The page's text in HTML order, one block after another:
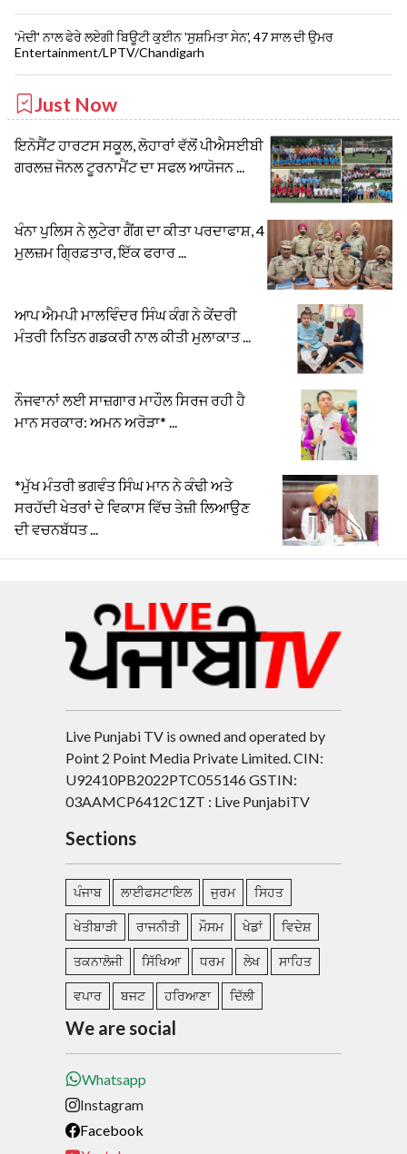
'ਮੋਦੀ' ਨਾਲ ਫੇਰੇ ਲਏਗੀ ਬਿਊਟੀ ਕੁਈਨ 'ਸੁਸ਼ਮਿਤਾ ਸੇਨ', 47 ਸਾਲ ਦੀ ਉਮਰ
Entertainment/LPTV/Chandigarh
Just Now
ਇਨੋਸੈਂਟ ਹਾਰਟਸ ਸਕੂਲ, ਲੋਹਾਰਾਂ ਵੱਲੋਂ ਪੀਐਸਈਬੀ
ਗਰਲਜ਼ ਜੋਨਲ ਟੂਰਨਾਮੈਂਟ ਦਾ ਸਫਲ ਆਯੋਜਨ ...
ਖੰਨਾ ਪੁਲਿਸ ਨੇ ਲੁਟੇਰਾ ਗੈਂਗ ਦਾ ਕੀਤਾ ਪਰਦਾਫਾਸ਼, 4
ਮੁਲਜ਼ਮ ਗ੍ਰਿਫ਼ਤਾਰ, ਇੱਕ ਫਰਾਰ ...
ਆਪ ਐਮਪੀ ਮਾਲਵਿੰਦਰ ਸਿੰਘ ਕੰਗ ਨੇ ਕੇਂਦਰੀ
ਮੰਤਰੀ ਨਿਤਿਨ ਗਡਕਰੀ ਨਾਲ ਕੀਤੀ ਮੁਲਾਕਾਤ ...
ਨੌਜਵਾਨਾਂ ਲਈ ਸਾਜ਼ਗਾਰ ਮਾਹੌਲ ਸਿਰਜ ਰਹੀ ਹੈ
ਮਾਨ ਸਰਕਾਰ: ਅਮਨ ਅਰੋੜਾ* ...
*ਮੁੱਖ ਮੰਤਰੀ ਭਗਵੰਤ ਸਿੰਘ ਮਾਨ ਨੇ ਕੰਢੀ ਅਤੇ
ਸਰਹੱਦੀ ਖੇਤਰਾਂ ਦੇ ਵਿਕਾਸ ਵਿੱਚ ਤੇਜ਼ੀ ਲਿਆਉਣ
ਦੀ ਵਚਨਬੱਧਤ ...
Live Punjabi TV is owned and operated by
Point 2 Point Media Private Limited. CIN:
U92410PB2022PTC055146 GSTIN:
03AAMCP6412C1ZT : Live PunjabiTV
Sections
ਪੰਜਾਬ ਲਾਈਫਸਟਾਇਲ ਜੁਰਮ ਸਿਹਤ
ਖੇਤੀਬਾੜੀ ਰਾਜਨੀਤੀ ਮੌਸਮ ਖੇਡਾਂ ਵਿਦੇਸ਼
ਤਕਨਾਲੋਜੀ ਸਿੱਖਿਆ ਧਰਮ ਲੇਖ ਸਾਹਿਤ
ਵਪਾਰ ਬਜਟ ਹਰਿਆਣਾ ਦਿੱਲੀ
We are social
Whatsapp
Instagram
Facebook